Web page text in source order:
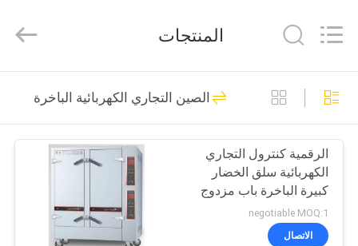
بيت
منتجات
أشرطة
فيديو
equipments
limited.
Reserved.
التجاري معدات
المطبخ
143
المنتجات
الصين التجاري الكهربائية الباخرة
الرقمية كنترول التجاري
الكهربائية سلق الخضار
كبيرة الباخرة باب مزدوج
negotiable MOQ:1
الاتصال